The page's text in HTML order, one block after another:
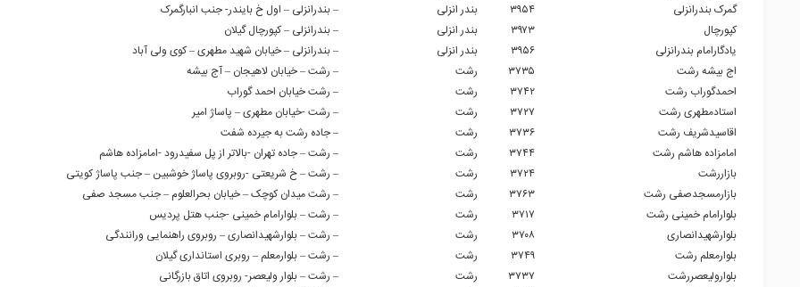
گمرک بندرانزلی
۳۹۵۴ بندر انزلی
– بندرانزلی – اول خ بایندر- جنب انبارگمرک
کپورچال
۳۹۷۳ بندر انزلی
– بندرانزلی – کپورچال گیلان
یادگارامام بندرانزلی
۳۹۵۶ بندر انزلی
– بندرانزلی – خیابان شهید مطهری – کوی ولی آباد
اج بیشه رشت
۳۷۳۵ رشت
– رشت – خیابان لاهیجان – آج بیشه
احمدگوراب رشت
۳۷۴۲ رشت
– رشت خیابان احمد گوراب
استادمطهری رشت
۳۷۲۷ رشت
– رشت -خیابان مطهری – پاساژ امیر
اقاسیدشریف رشت
۳۷۳۶ رشت
– جاده رشت به جیرده شفت
امامزاده هاشم رشت
۳۷۴۴ رشت
– رشت – جاده تهران -بالاتر از پل سفیدرود -امامزاده هاشم
بازاررشت
۳۷۲۴ رشت
– رشت – خ شریعتی -روبروی پاساژ خوشبین – جنب پاساژ کویتی
بازارمسجدصفی رشت
۳۷۶۳ رشت
– رشت میدان کوچک – خیابان بحرالعلوم – جنب مسجد صفی
بلوارامام خمینی رشت
۳۷۱۷ رشت
– رشت – بلوارامام خمینی -جنب هتل پردیس
بلوارشهیدانصاری
۳۷۰۸ رشت
– رشت – بلوارشهیدانصاری – روبروی راهنمایی ورانندگی
بلوارمعلم رشت
۳۷۴۹ رشت
– رشت – بلوارمعلم – روبری استانداری گیلان
بلوارولیعصررشت
۳۷۳۷ رشت
– رشت – بلوار ولیعصر- روبروی اتاق بازرگانی